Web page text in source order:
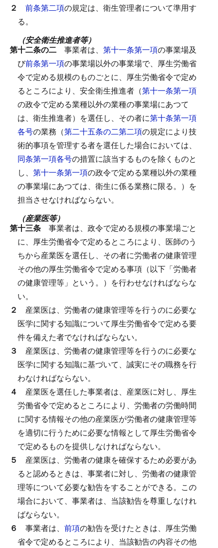
２ 前条第二項の規定は、衛生管理者について準用す
る。
（安全衛生推進者等）
第十二条の二 事業者は、 第十一条第一項の事業場及
び前条第一項の事業場以外の事業場で、厚生労働省
令で定める規模のものごとに、厚生労働省令で定め
るところにより、安全衛生推進者（第十一条第一項
の政令で定める業種以外の業種の事業場にあつて
は、衛生推進者）を選任し、その者に第十条第一項
各号の業務（第二十五条の二第二項の規定により技
術的事項を管理する者を選任した場合においては、
同条第一項各号の措置に該当するものを除くものと
し、 第十一条第一項の政令で定める業種以外の業種
の事業場にあつては、衛生に係る業務に限る。）を
担当させなければならない。
（産業医等）
第十三条 事業者は、政令で定める規模の事業場ごと
に、厚生労働省令で定めるところにより、医師のう
ちから産業医を選任し、その者に労働者の健康管理
その他の厚生労働省令で定める事項（以下「労働者
の健康管理等」という。）を行わせなければならな
い。
２ 産業医は、労働者の健康管理等を行うのに必要な
医学に関する知識について厚生労働省令で定める要
件を備えた者でなければならない。
３ 産業医は、労働者の健康管理等を行うのに必要な
医学に関する知識に基づいて、誠実にその職務を行
わなければならない。
４ 産業医を選任した事業者は、産業医に対し、厚生
労働省令で定めるところにより、労働者の労働時間
に関する情報その他の産業医が労働者の健康管理等
を適切に行うために必要な情報として厚生労働省令
で定めるものを提供しなければならない。
５ 産業医は、労働者の健康を確保するため必要があ
ると認めるときは、事業者に対し、労働者の健康管
理等について必要な勧告をすることができる。 この
場合において、事業者は、当該勧告を尊重しなけれ
ばならない。
６ 事業者は、 前項の勧告を受けたときは、厚生労働
省令で定めるところにより、当該勧告の内容その他